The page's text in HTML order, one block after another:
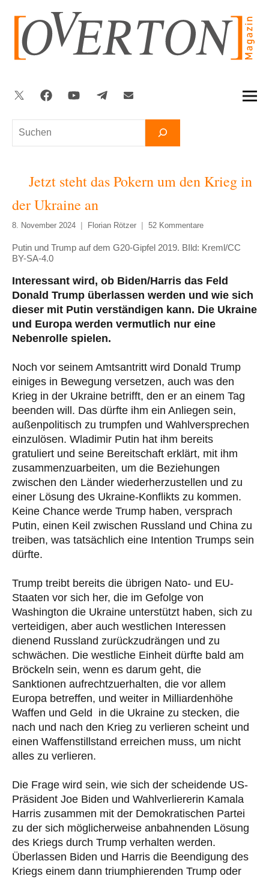
springen
Suchen
Twitter FacebookYouTubeTelegram
Jetzt steht das Pokern um den Krieg in
der Ukraine an
8. November 2024 Florian Rötzer 52 Kommentare
Putin und Trump auf dem G20-Gipfel 2019. BIld: Kreml/CC
BY-SA-4.0
Interessant wird, ob Biden/Harris das Feld
Donald Trump überlassen werden und wie sich
dieser mit Putin verständigen kann. Die Ukraine
und Europa werden vermutlich nur eine
Nebenrolle spielen.
Noch vor seinem Amtsantritt wird Donald Trump
einiges in Bewegung versetzen, auch was den
Krieg in der Ukraine betrifft, den er an einem Tag
beenden will. Das dürfte ihm ein Anliegen sein,
außenpolitisch zu trumpfen und Wahlversprechen
einzulösen. Wladimir Putin hat ihm bereits
gratuliert und seine Bereitschaft erklärt, mit ihm
zusammenzuarbeiten, um die Beziehungen
zwischen den Länder wiederherzustellen und zu
einer Lösung des Ukraine-Konflikts zu kommen.
Keine Chance werde Trump haben, versprach
Putin, einen Keil zwischen Russland und China zu
treiben, was tatsächlich eine Intention Trumps sein
dürfte.
Trump treibt bereits die übrigen Nato- und EU-
Staaten vor sich her, die im Gefolge von
Washington die Ukraine unterstützt haben, sich zu
verteidigen, aber auch westlichen Interessen
dienend Russland zurückzudrängen und zu
schwächen. Die westliche Einheit dürfte bald am
Bröckeln sein, wenn es darum geht, die
Sanktionen aufrechtzuerhalten, die vor allem
Europa betreffen, und weiter in Milliardenhöhe
Waffen und Geld in die Ukraine zu stecken, die
nach und nach den Krieg zu verlieren scheint und
einen Waffenstillstand erreichen muss, um nicht
alles zu verlieren.
Die Frage wird sein, wie sich der scheidende US-
Präsident Joe Biden und Wahlverliererin Kamala
Harris zusammen mit der Demokratischen Partei
zu der sich möglicherweise anbahnenden Lösung
des Kriegs durch Trump verhalten werden.
Überlassen Biden und Harris die Beendigung des
Kriegs einem dann triumphierenden Trump oder